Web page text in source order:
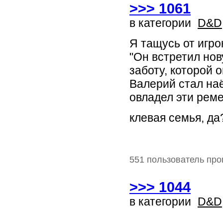
>>> 1061
в категории D&D
Я тащусь от
"Он встретил
заботу, которой
Валерий стал
овладел эти
клевая семья,
551 пользователь
>>> 1044
в категории D&D